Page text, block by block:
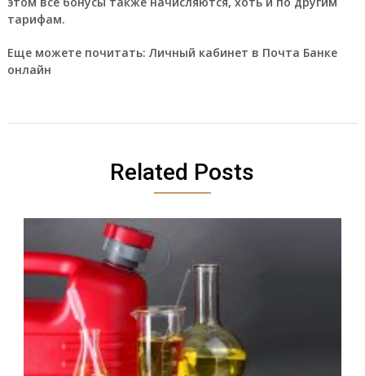
тарифам.
Еще можете почитать: Личный кабинет в Почта Банке
онлайн
Related Posts